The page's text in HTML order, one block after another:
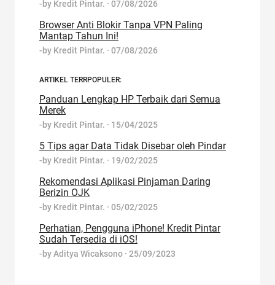
-by Kredit Pintar. · 07/08/2026
Browser Anti Blokir Tanpa VPN Paling
Mantap Tahun Ini!
-by Kredit Pintar. · 07/08/2026
ARTIKEL TERRPOPULER:
Panduan Lengkap HP Terbaik dari Semua
Merek
-by Kredit Pintar. · 15/04/2025
5 Tips agar Data Tidak Disebar oleh Pindar
-by Kredit Pintar. · 19/02/2025
Rekomendasi Aplikasi Pinjaman Daring
Berizin OJK
-by Kredit Pintar. · 05/02/2025
Perhatian, Pengguna iPhone! Kredit Pintar
Sudah Tersedia di iOS!
-byAditya Wicaksono · 25/09/2023